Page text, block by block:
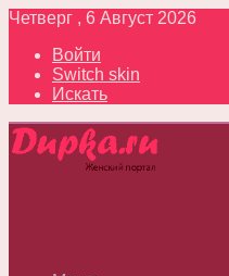
Четверг , 6 Август 2026
Войти
Switch skin
Искать